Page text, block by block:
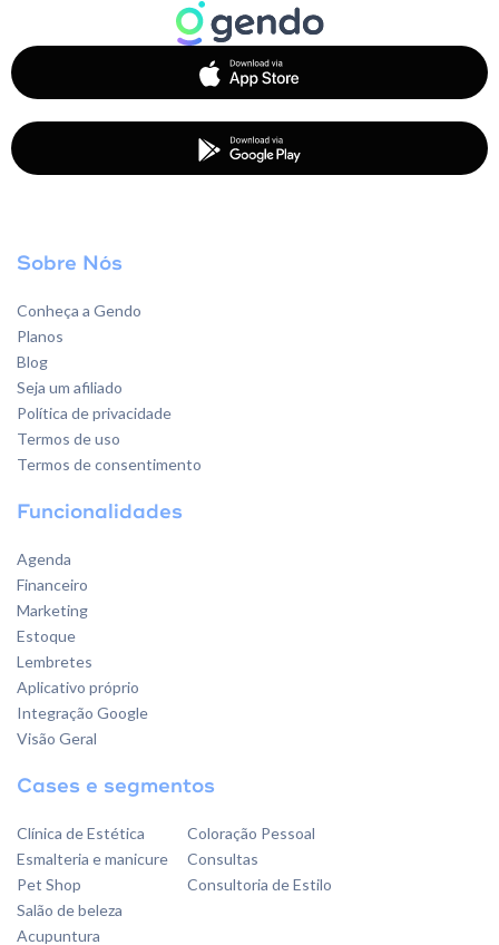
Sobre Nós
Conheça a Gendo
Planos
Blog
Seja um afiliado
Política de privacidade
Termos de uso
Termos de consentimento
Funcionalidades
Agenda
Financeiro
Marketing
Estoque
Lembretes
Aplicativo próprio
Integração Google
Visão Geral
Cases e segmentos
Clínica de Estética
Esmalteria e manicure
Pet Shop
Salão de beleza
Acupuntura
Coloração Pessoal
Consultas
Consultoria de Estilo